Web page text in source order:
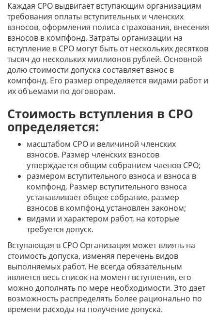
Каждая СРО выдвигает вступающим организациям
требования оплаты вступительных и членских
взносов, оформления полиса страхования, внесения
взносов в компфонд. Затраты организации на
вступление в СРО могут быть от нескольких десятков
тысяч до нескольких миллионов рублей. Основной
долю стоимости допуска составляет взнос в
компфонд. Его размер определяется видами работ и
их объемами по договорам.
Стоимость вступления в СРО
определяется:
масштабом СРО и величиной членских
взносов. Размер членских взносов
утверждается общим собранием членов СРО;
размером вступительного взноса и взноса в
компфонд. Размер вступительного взноса
устанавливает общее собрание, размер
взносов в компфонд установлен законом;
видами и характером работ, на которые
требуется допуск.
Вступающая в СРО Организация может влиять на
стоимость допуска, изменяя перечень видов
выполняемых работ. Не всегда обязательным
является весь список на момент вступления, его
можно дополнять по мере необходимости. Это дает
возможность распределять более рационально по
времени расходы на получение допуска.